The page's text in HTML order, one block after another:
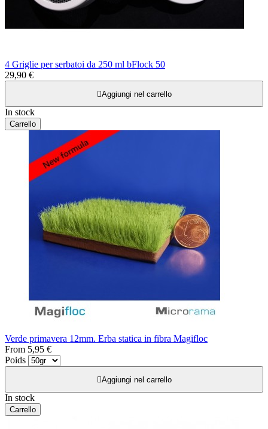
4 Griglie per serbatoi da 250 ml bFlock 50
29,90 €
Aggiungi nel carrello
In stock
Carrello
Verde primavera 12mm. Erba statica in fibra Magifloc
From 5,95 €
Poids
Aggiungi nel carrello
In stock
Carrello